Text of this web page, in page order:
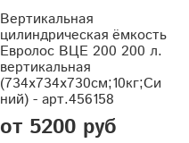
Вертикальная
цилиндрическая ёмкость
Евролос ВЦЕ 200 200 л.
вертикальная
(734x734x730см;10кг;Си
ний) - арт.456158
от 5200 руб